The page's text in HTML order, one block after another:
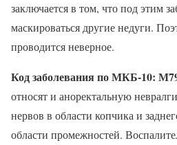
заключается в том, что под этим
маскироваться другие недуги.
проводится неверное.
Код заболевания по МКБ-10:
относят и аноректальную
нервов в области копчика и
области промежностей.